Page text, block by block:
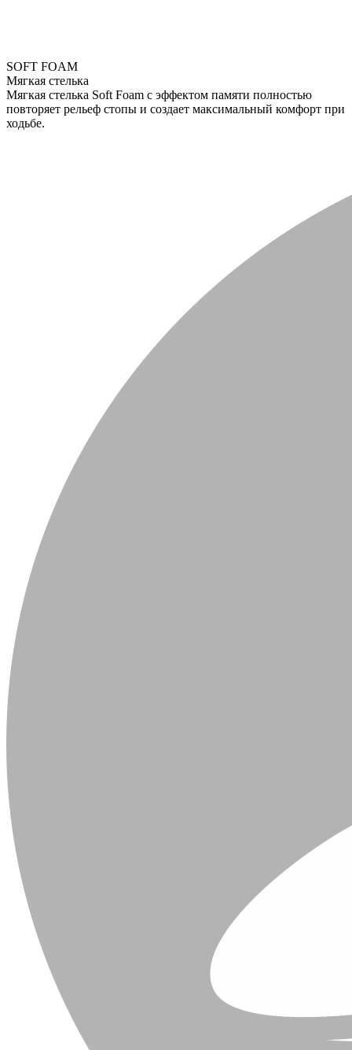
SOFT FOAM
Мягкая стелька
Мягкая стелька Soft Foam с эффектом памяти полностью
повторяет рельеф стопы и создает максимальный комфорт при
ходьбе.